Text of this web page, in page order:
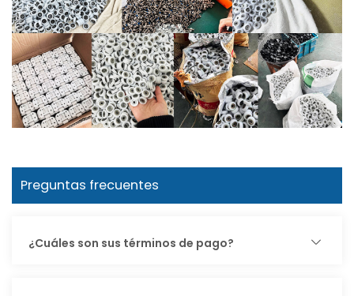
Preguntas frecuentes
¿Cuáles son sus términos de pago?